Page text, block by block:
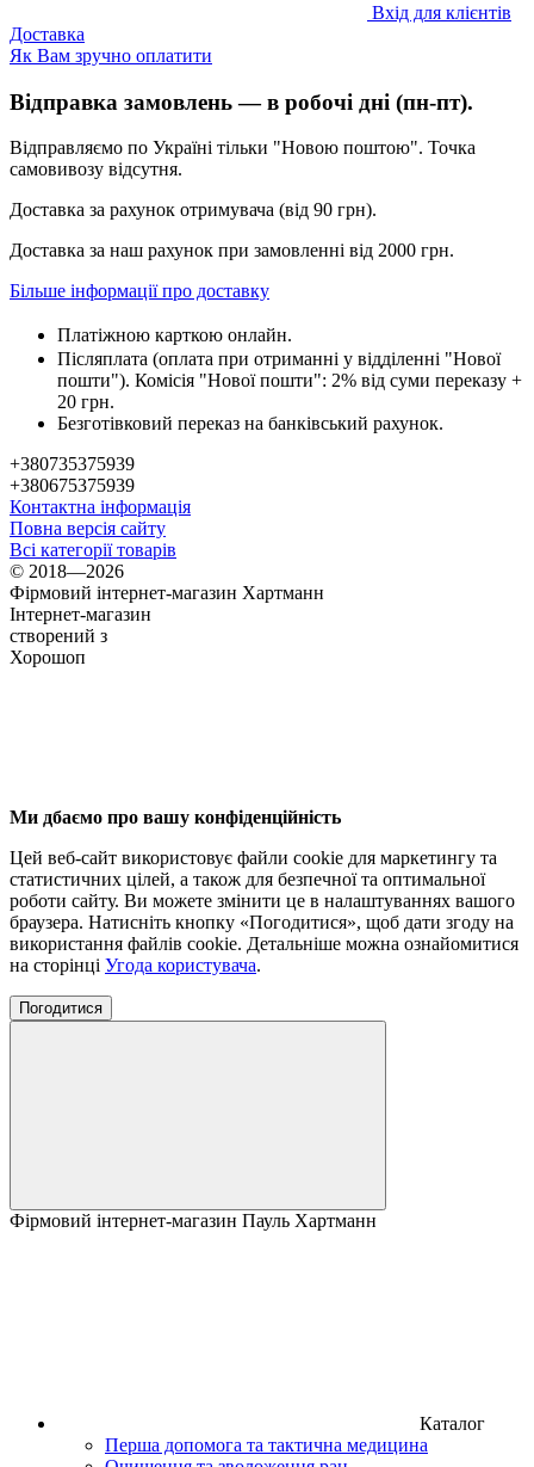
Вхід для клієнтів
Доставка
Як Вам зручно оплатити
Відправка замовлень — в робочі дні (пн-пт).
Відправляємо по Україні тільки "Новою поштою". Точка
самовивозу відсутня.
Доставка за рахунок отримувача (від 90 грн).
Доставка за наш рахунок при замовленні від 2000 грн.
Більше інформації про доставку
Платіжною карткою онлайн.
Післяплата (оплата при отриманні у відділенні "Нової
пошти"). Комісія "Нової пошти": 2% від суми переказу +
20 грн.
Безготівковий переказ на банківський рахунок.
+380735375939
+380675375939
Контактна інформація
Повна версія сайту
Всі категорії товарів
© 2018—2026
Фірмовий інтернет-магазин Хартманн
Інтернет-магазин
створений з
Хорошоп
Ми дбаємо про вашу конфіденційність
Цей веб-сайт використовує файли cookie для маркетингу та
статистичних цілей, а також для безпечної та оптимальної
роботи сайту. Ви можете змінити це в налаштуваннях вашого
браузера. Натисніть кнопку «Погодитися», щоб дати згоду на
використання файлів cookie. Детальніше можна ознайомитися
на сторінці Угода користувача.
Погодитися
Фірмовий інтернет-магазин Пауль Хартманн
Каталог
Перша допомога та тактична медицина